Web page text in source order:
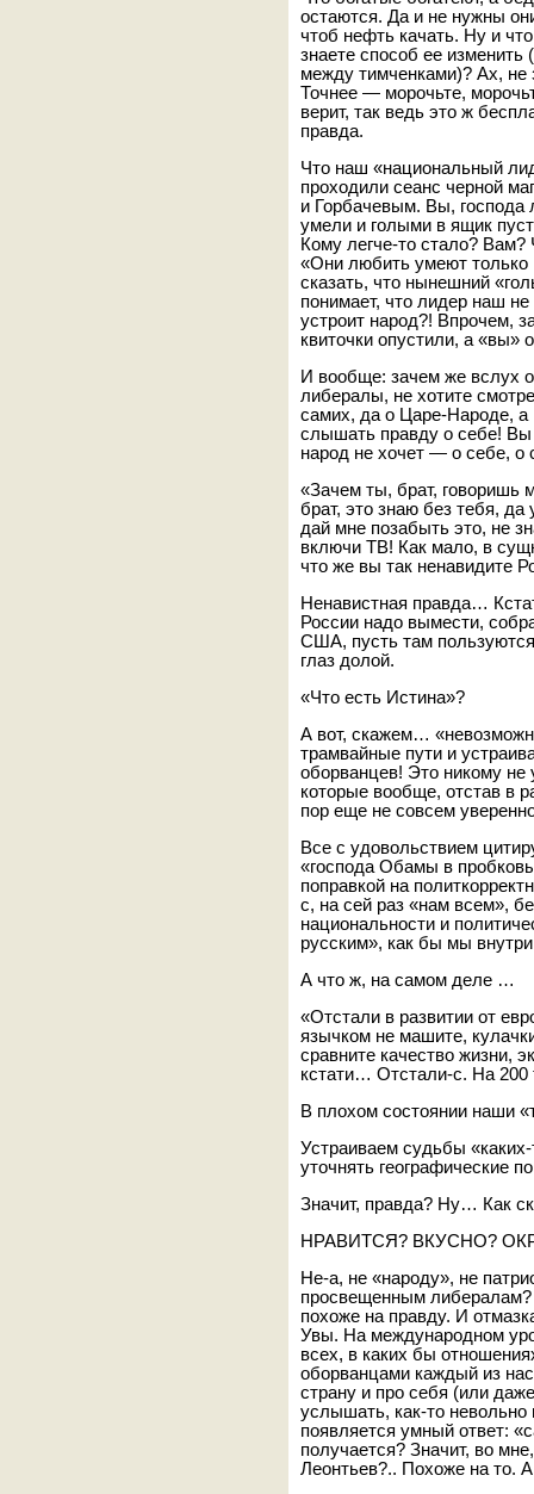
остаются. Да и не нужны
чтоб нефть качать. Ну и
знаете способ ее изменить
между тимченками)? Ах, не
Точнее — морочьте,
верит, так ведь это ж
правда.
Что наш «национальный
проходили сеанс черной
и Горбачевым. Вы, господа
умели и голыми в ящик
Кому легче-то стало?
«Они любить умеют
сказать, что нынешний
понимает, что лидер наш
устроит народ?! Впрочем,
квиточки опустили, а «вы»
И вообще: зачем же вслух
либералы, не хотите
самих, да о Царе-Народе, а
слышать правду о себе!
народ не хочет — о себе,
«Зачем ты, брат, говоришь
брат, это знаю без тебя, да
дай мне позабыть это, не
включи ТВ! Как мало, в
что же вы так ненавидите
Ненавистная правда…
России надо вымести,
США, пусть там
глаз долой.
«Что есть Истина»?
А вот, скажем…
трамвайные пути и
оборванцев! Это никому
которые вообще, отстав в
пор еще не совсем
Все с удовольствием
«господа Обамы в
поправкой на
с, на сей раз «нам всем»,
национальности и
русским», как бы мы
А что ж, на самом деле …
«Отстали в развитии от
язычком не машите,
сравните качество жизни,
кстати… Отстали-с. На
В плохом состоянии наши
Устраиваем судьбы
уточнять географические
Значит, правда? Ну… Как
НРАВИТСЯ? ВКУСНО?
Не-а, не «народу», не
просвещенным
похоже на правду. И
Увы. На международном
всех, в каких бы
оборванцами каждый из
страну и про себя (или
услышать, как-то невольно
появляется умный ответ:
получается? Значит, во
Леонтьев?.. Похоже на то.